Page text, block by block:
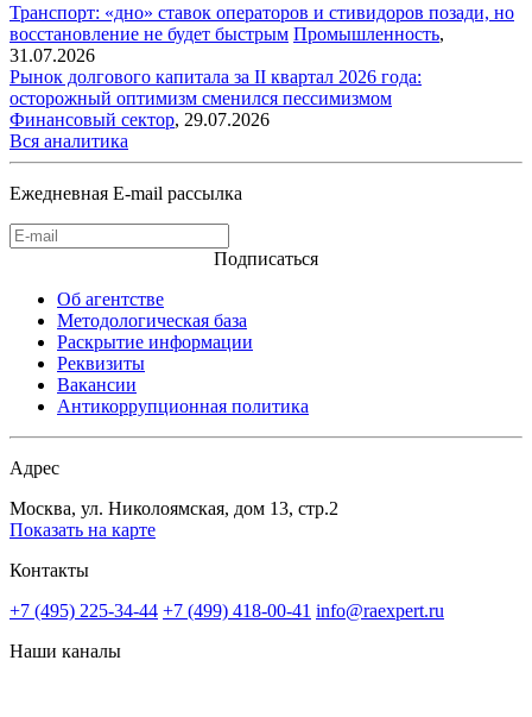
Транспорт: «дно» ставок операторов и стивидоров позади, но
восстановление не будет быстрым Промышленность,
31.07.2026
Рынок долгового капитала за II квартал 2026 года:
осторожный оптимизм сменился пессимизмом
Финансовый сектор, 29.07.2026
Вся аналитика
Ежедневная E-mail рассылка
Подписаться
Об агентстве
Методологическая база
Раскрытие информации
Реквизиты
Вакансии
Антикоррупционная политика
Адрес
Москва, ул. Николоямская, дом 13, стр.2
Показать на карте
Контакты
+7 (495) 225-34-44 +7 (499) 418-00-41 info@raexpert.ru
Наши каналы